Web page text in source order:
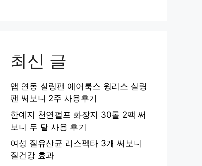
최신 글
앱 연동 실링팬 에어룩스 윙리스 실링
팬 써보니 2주 사용후기
한예지 천연펄프 화장지 30롤 2팩 써
보니 두 달 사용 후기
여성 질유산균 리스펙타 3개 써보니
질건강 효과